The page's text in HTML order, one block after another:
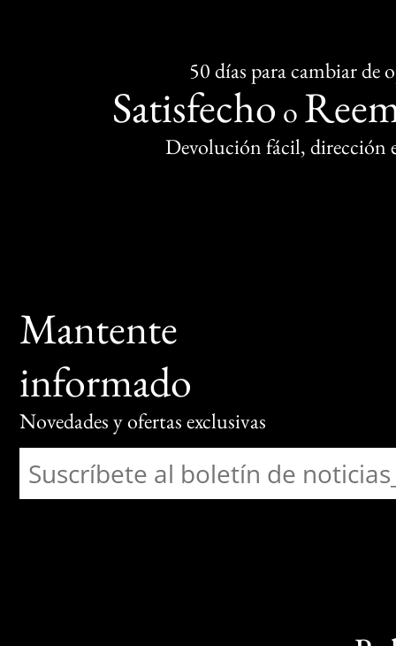
50 días para cambiar de
Satisfecho o
Devolución fácil, dirección
Mantente
informado
Novedades y ofertas exclusivas